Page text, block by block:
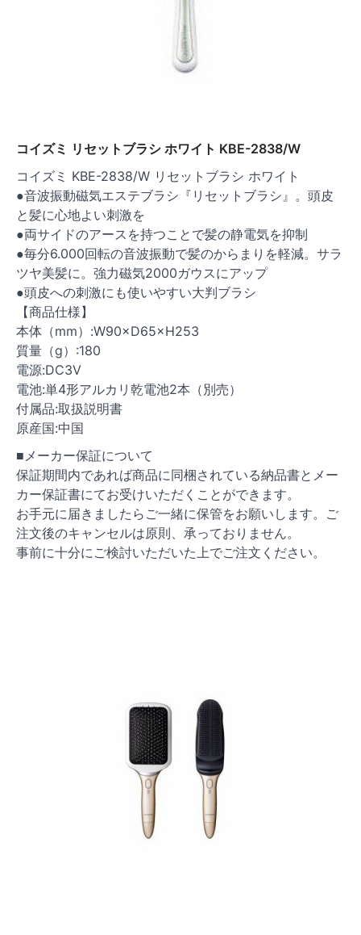
コイズミ リセットブラシ ホワイト KBE-2838/W
コイズミ KBE-2838/W リセットブラシ ホワイト
●音波振動磁気エステブラシ『リセットブラシ』。頭皮
と髪に心地よい刺激を
●両サイドのアースを持つことで髪の静電気を抑制
●毎分6.000回転の音波振動で髪のからまりを軽減。サラ
ツヤ美髪に。強力磁気2000ガウスにアップ
●頭皮への刺激にも使いやすい大判ブラシ
【商品仕様】
本体（mm）:W90×D65×H253
質量（g）:180
電源:DC3V
電池:単4形アルカリ乾電池2本（別売）
付属品:取扱説明書
原産国:中国
■メーカー保証について
保証期間内であれば商品に同梱されている納品書とメー
カー保証書にてお受けいただくことができます。
お手元に届きましたらご一緒に保管をお願いします。ご
注文後のキャンセルは原則、承っておりません。
事前に十分にご検討いただいた上でご注文ください。